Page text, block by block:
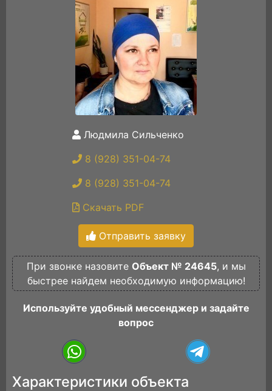
Людмила Сильченко
8 (928) 351-04-74
8 (928) 351-04-74
Скачать PDF
Отправить заявку
При звонке назовите Объект № 24645, и мы
быстрее найдем необходимую информацию!
Используйте удобный мессенджер и задайте
вопрос
Характеристики объекта